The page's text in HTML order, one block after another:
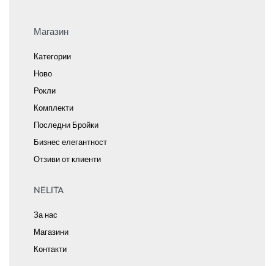
Магазин
Категории
Ново
Рокли
Комплекти
Последни Бройки
Бизнес елегантност
Отзиви от клиенти
NELITA
За нас
Магазини
Контакти